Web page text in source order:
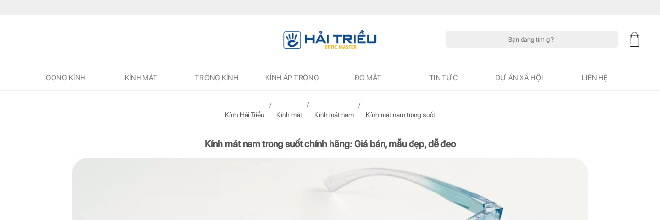
GỌNG KÍNH KÍNH MÁT TRÒNG KÍNH KÍNH ÁP TRÒNG ĐO MẮT TIN TỨC DỰ ÁN XÃ HỘI LIÊN HỆ
Kính Hải Triều Kính mát Kính mát nam Kính mát nam trong suốt
Kính mát nam trong suốt chính hãng: Giá bán, mẫu đẹp, dễ đeo